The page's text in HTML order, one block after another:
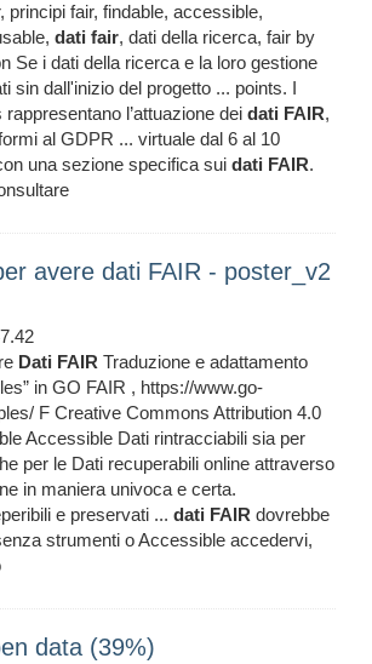
principi fair, findable, accessible,
dati fair, dati della ricerca, fair by
Se i dati della ricerca e la loro gestione
sin dall'inizio del progetto ... points. I
l’attuazione dei dati FAIR,
al GDPR ... virtuale dal 6 al 10
una sezione specifica sui dati FAIR.
avere dati FAIR - poster_v2
Dati FAIR Traduzione e adattamento
in GO FAIR , https://www.go-
F Creative Commons Attribution 4.0
Accessible Dati rintracciabili sia per
per le Dati recuperabili online attraverso
in maniera univoca e certa.
e preservati ... dati FAIR dovrebbe
strumenti o Accessible accedervi,
data (39%)